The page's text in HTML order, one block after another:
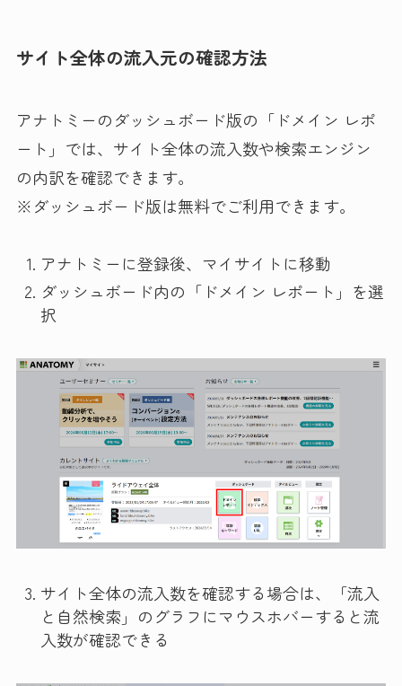
サイト全体の流入元の確認方法
アナトミーのダッシュボード版の「ドメイン レポ
ート」では、サイト全体の流入数や検索エンジン
の内訳を確認できます。
※ダッシュボード版は無料でご利用できます。
アナトミーに登録後、マイサイトに移動
ダッシュボード内の「ドメイン レポート」を選
択
サイト全体の流入数を確認する場合は、「流入
と自然検索」のグラフにマウスホバーすると流
入数が確認できる